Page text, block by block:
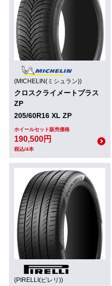
(MICHELIN(ミシュラン))
クロスクライメートプラス
ZP
205/60R16 XL ZP
ホイールセット販売価格
190,500円
税込/4本
(PIRELLI(ピレリ))